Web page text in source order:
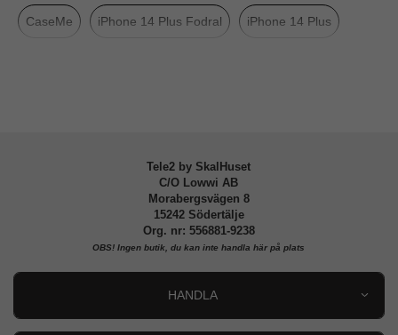
Färg Brun
CaseMe iPhone 14 Plus Fodral iPhone 14 Plus
Tele2 by SkalHuset
C/O Lowwi AB
Morabergsvägen 8
15242 Södertälje
Org. nr: 556881-9238
OBS! Ingen butik, du kan inte handla här på plats
HANDLA